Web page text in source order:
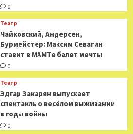
0
Театр
​​Чайковский, Андерсен,
Бурмейстер: Максим Севагин
ставит в МАМТе балет мечты
0
Театр
Эдгар Закарян выпускает
спектакль о весёлом выживании
в годы войны
0